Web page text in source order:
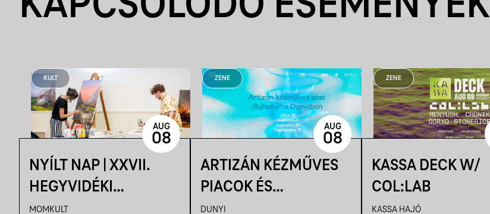
KULT
NYÍLT NAP | XXVII.
HEGYVIDÉKI
NEMZETKÖZI
MOMKULT
AUG
08
ZENE
ARTIZÁN KÉZMŰVES
PIACOK ÉS
RUHATURIK A
DUNYI
AUG
08
ZENE
KASSA DECK W/
COL:LAB
KASSA HAJÓ